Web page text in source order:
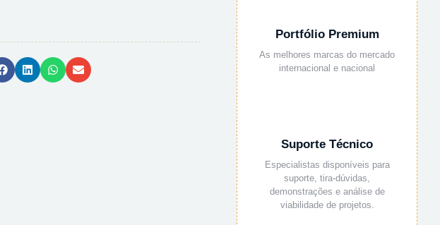
Portfólio Premium
As melhores marcas do mercado
internacional e nacional
Suporte Técnico
Especialistas disponíveis para
suporte, tira-dúvidas,
demonstrações e análise de
viabilidade de projetos.